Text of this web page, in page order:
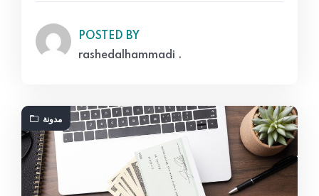
POSTED BY
rashedalhammadi .
مدونة